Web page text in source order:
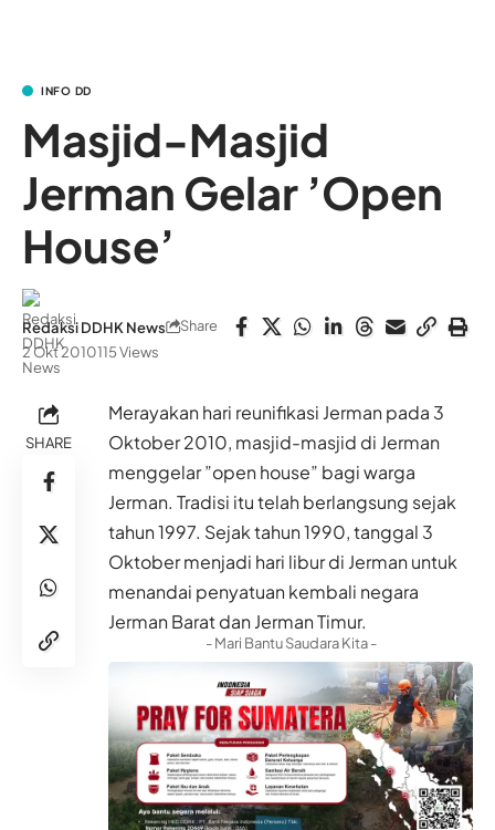
INFO DD
Masjid-Masjid
Jerman Gelar ’Open
House’
Redaksi DDHK News
2 Okt 2010115 Views
Share
SHARE
Merayakan hari reunifikasi Jerman pada 3
Oktober 2010, masjid-masjid di Jerman
menggelar ”open house” bagi warga
Jerman. Tradisi itu telah berlangsung sejak
tahun 1997. Sejak tahun 1990, tanggal 3
Oktober menjadi hari libur di Jerman untuk
menandai penyatuan kembali negara
Jerman Barat dan Jerman Timur.
- Mari Bantu Saudara Kita -